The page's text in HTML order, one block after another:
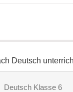
Deutsch
Deutsch Klasse 6